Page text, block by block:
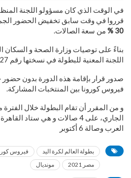
في الوقت الذي كان مسؤولو اللجنة
قرروا في وقت سابق تخفيض الحضور
30 %
من سعة الصالات.
بناءً على توصيات وزارة الصحة و السكان
اللجنة المعنية للبطولة في نسختها رقم 27،
صدور قرار بإقامة هذه الدورة بدون حضور
فيروس كورونا بين المنتخبات المشاركة.
الجاري، على 4 صالات و هي ستاد
العرب وصالة 6 أكتوبر
بطولة العالم لكرة اليد فيروس
مصر 2021
مونديال